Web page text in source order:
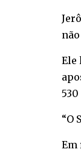
Ele
“O
Em